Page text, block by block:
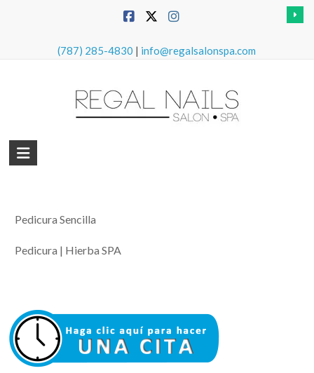
(787) 285-4830 | info@regalsalonspa.com
Regal
&Pedicura Sencilla
Pedicura | Hierba SPA